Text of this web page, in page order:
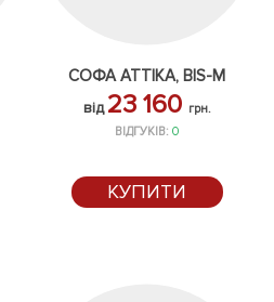
СОФА АТТІКА, BIS-M
від 23 160 грн.
ВІДГУКІВ:0
КУПИТИ